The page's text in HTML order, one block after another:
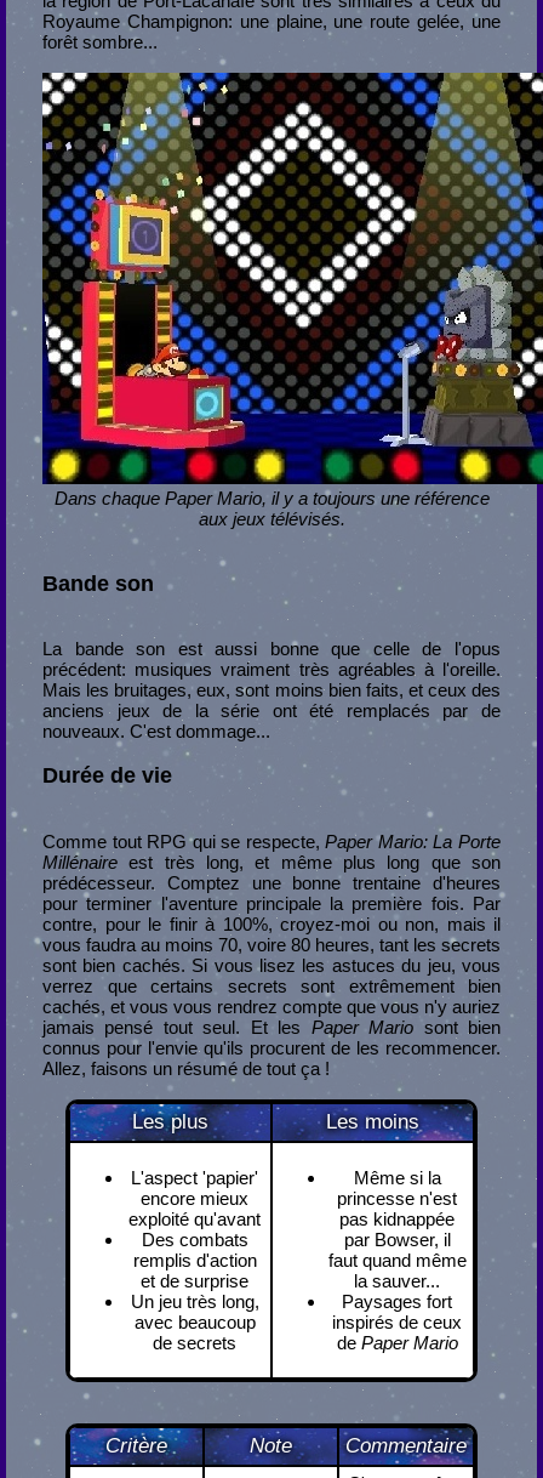
Royaume Champignon: une plaine, une route gelée, une
forêt sombre...
Dans chaque Paper Mario, il y a toujours une référence
aux jeux télévisés.
Bande son
La bande son est aussi bonne que celle de l'opus
précédent: musiques vraiment très agréables à l'oreille.
Mais les bruitages, eux, sont moins bien faits, et ceux des
anciens jeux de la série ont été remplacés par de
nouveaux. C'est dommage...
Durée de vie
Comme tout RPG qui se respecte,Paper Mario: La Porte
Millénaire est très long, et même plus long que son
prédécesseur. Comptez une bonne trentaine d'heures
pour terminer l'aventure principale la première fois. Par
contre, pour le finir à 100%, croyez-moi ou non, mais il
vous faudra au moins 70, voire 80 heures, tant les secrets
sont bien cachés. Si vous lisez les astuces du jeu, vous
verrez que certains secrets sont extrêmement bien
cachés, et vous vous rendrez compte que vous n'y auriez
jamais pensé tout seul. Et les Paper Mario sont bien
connus pour l'envie qu'ils procurent de les recommencer.
Allez, faisons un résumé de tout ça !
Les plus Les moins
L'aspect 'papier'
encore mieux
exploité qu'avant
Des combats
remplis d'action
et de surprise
Un jeu très long,
avec beaucoup
de secrets
Même si la
princesse n'est
pas kidnappée
par Bowser, il
faut quand même
la sauver...
Paysages fort
inspirés de ceux
de Paper Mario
Critère Note Commentaire